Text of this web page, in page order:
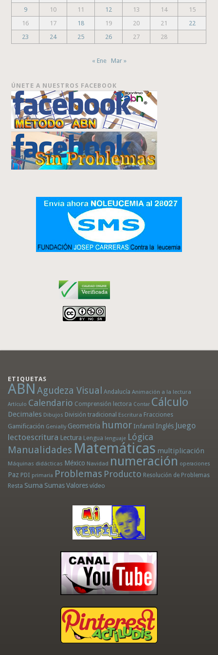
9
10 11 12 13 14
15
16
17 18 19 20 21
22
23
24 25 26 27 28
« Ene Mar »
ÚNETE A NUESTROS FACEBOOK
ETIQUETAS
ABN Agudeza Visual Andalucía Animación a la lectura
Artículo Calendario Comprensión lectora Contar Cálculo
Decimales Dibujos División tradicional Escritura Fracciones
Gamificación Genially Geometría humor Infantil Inglés Juego
lectoescritura Lectura Lengua lenguaje Lógica
Manualidades Matemáticas multiplicación
Máquinas didácticas México Navidad numeración operaciones
Paz PDI primaria Problemas Producto Resolución de Problemas
Resta Suma Sumas Valores vídeo